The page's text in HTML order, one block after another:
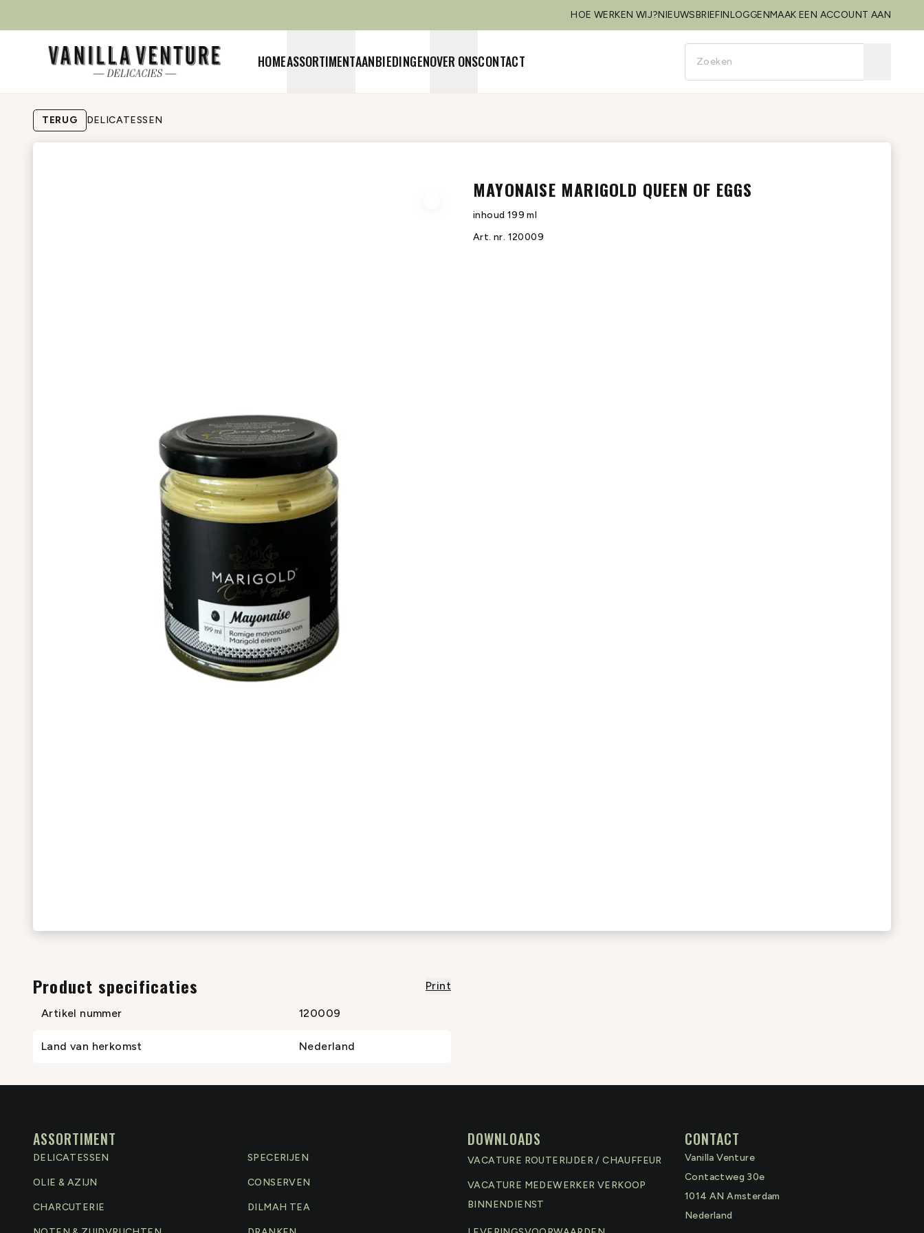
HOE WERKEN WIJ?NIEUWSBRIEFINLOGGENMAAK EEN ACCOUNT AAN
HOMEASSORTIMENTAANBIEDINGENOVER ONSCONTACT
TERUG DELICATESSEN
MAYONAISE MARIGOLD QUEEN OF EGGS
inhoud 199 ml
Art. nr. 120009
Product specificaties Print
Artikel nummer 120009
Land van herkomst Nederland
ASSORTIMENT
DELICATESSEN SPECERIJEN
OLIE & AZIJN CONSERVEN
CHARCUTERIE DILMAH TEA
DOWNLOADS
VACATURE ROUTERIJDER / CHAUFFEUR
VACATURE MEDEWERKER VERKOOP
BINNENDIENST
CONTACT
Vanilla Venture
Contactweg 30e
1014 AN Amsterdam
Nederland